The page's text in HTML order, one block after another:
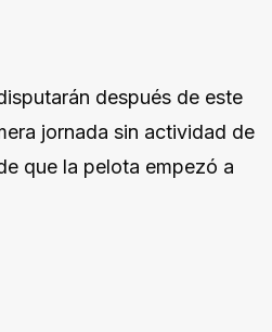
después de este
jornada sin actividad de
que la pelota empezó a